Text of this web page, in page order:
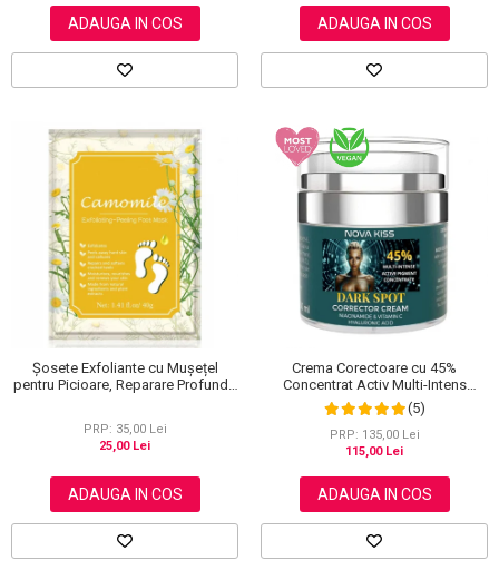
ADAUGA IN COS ADAUGA IN COS
Șosete Exfoliante cu Mușețel
pentru Picioare, Reparare Profundă
PRP: 35,00 Lei
25,00 Lei
ADAUGA IN COS
Crema Corectoare cu 45%
Concentrat Activ Multi-Intens
pentru Pete Pigmentare cu
Niacinamide, Vitamina C si Acid
Hialuronic, NOVA KISS® Dark Spot,
50 ml
(5)
PRP: 135,00 Lei
115,00 Lei
ADAUGA IN COS